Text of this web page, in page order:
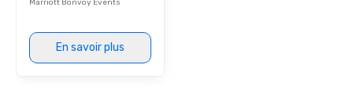
Marriott Bonvoy Events
En savoir plus